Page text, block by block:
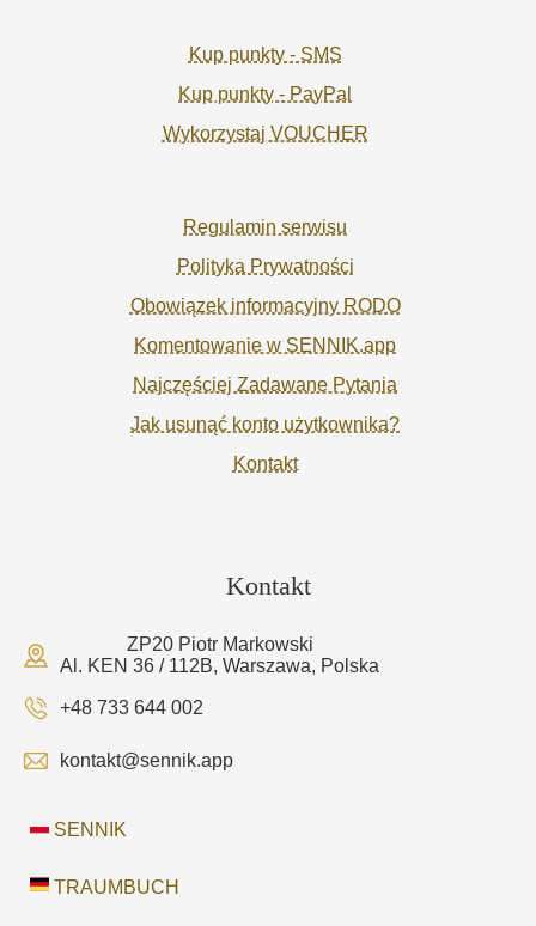
Kup punkty - SMS
Kup punkty - PayPal
Wykorzystaj VOUCHER
Regulamin serwisu
Polityka Prywatności
Obowiązek informacyjny RODO
Komentowanie w SENNIK.app
Najczęściej Zadawane Pytania
Jak usunąć konto użytkownika?
Kontakt
Kontakt
ZP20 Piotr Markowski
Al. KEN 36 / 112B, Warszawa, Polska
+48 733 644 002
kontakt@sennik.app
SENNIK
TRAUMBUCH